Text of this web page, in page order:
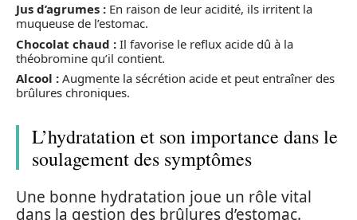
Jus d’agrumes : En raison de leur acidité, ils irritent la
muqueuse de l’estomac.
Chocolat chaud : Il favorise le reflux acide dû à la
théobromine qu’il contient.
Alcool : Augmente la sécrétion acide et peut entraîner des
brûlures chroniques.
L’hydratation et son importance dans le
soulagement des symptômes
Une bonne hydratation joue un rôle vital
dans la gestion des brûlures d’estomac.